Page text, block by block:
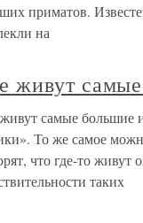
приматов.
на
живут
самые большие
То же самое
что где-то
таких